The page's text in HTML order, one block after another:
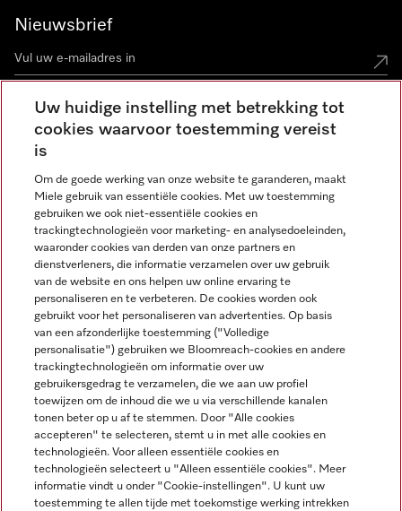
Nieuwsbrief
Contact contact@miele-support.be
Taal
NEDERLANDS
Wettelijke Informatie
Algemene voorwaarden
Privacybeleid
Miele op Facebook
Miele op Youtube
Miele op Instagram
Miele op Pinterest
Uw huidige instelling met betrekking tot
cookies waarvoor toestemming vereist
is
Om de goede werking van onze website te garanderen, maakt
Miele gebruik van essentiële cookies. Met uw toestemming
gebruiken we ook niet-essentiële cookies en
trackingtechnologieën voor marketing- en analysedoeleinden,
waaronder cookies van derden van onze partners en
dienstverleners, die informatie verzamelen over uw gebruik
van de website en ons helpen uw online ervaring te
personaliseren en te verbeteren. De cookies worden ook
gebruikt voor het personaliseren van advertenties. Op basis
van een afzonderlijke toestemming ("Volledige
personalisatie") gebruiken we Bloomreach-cookies en andere
trackingtechnologieën om informatie over uw
gebruikersgedrag te verzamelen, die we aan uw profiel
toewijzen om de inhoud die we u via verschillende kanalen
tonen beter op u af te stemmen. Door "Alle cookies
accepteren" te selecteren, stemt u in met alle cookies en
technologieën. Voor alleen essentiële cookies en
technologieën selecteert u "Alleen essentiële cookies". Meer
informatie vindt u onder "Cookie-instellingen". U kunt uw
toestemming te allen tijde met toekomstige werking intrekken